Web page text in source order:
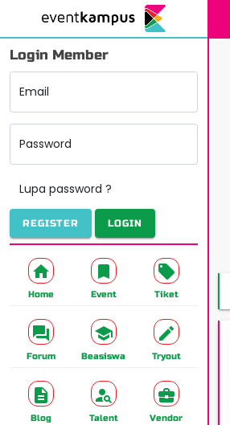
Login Member
Email
Password
Lupa password ?
REGISTER LOGIN
Home Event Tiket
Forum Beasiswa Tryout
Blog Talent Vendor